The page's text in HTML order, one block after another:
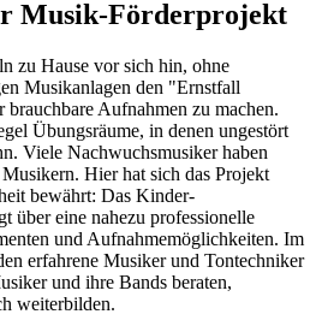
Musik-Förderprojekt
zu Hause vor sich hin, ohne
Musikanlagen den "Ernstfall
Aufnahmen zu machen.
Übungsräume, in denen ungestört
Viele Nachwuchsmusiker haben
Hier hat sich das Projekt
bewährt: Das Kinder-
über eine nahezu professionelle
und Aufnahmemöglichkeiten. Im
erfahrene Musiker und Tontechniker
und ihre Bands beraten,
weiterbilden.